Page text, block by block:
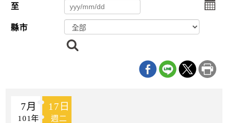
至
選
擇
縣市
尋
7月 17日
101年 週二